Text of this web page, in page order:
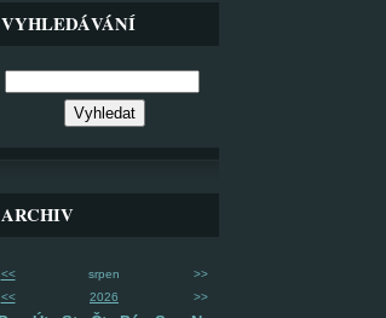
VYHLEDÁVÁNÍ
ARCHIV
<< srpen
>>
<<
2026 >>